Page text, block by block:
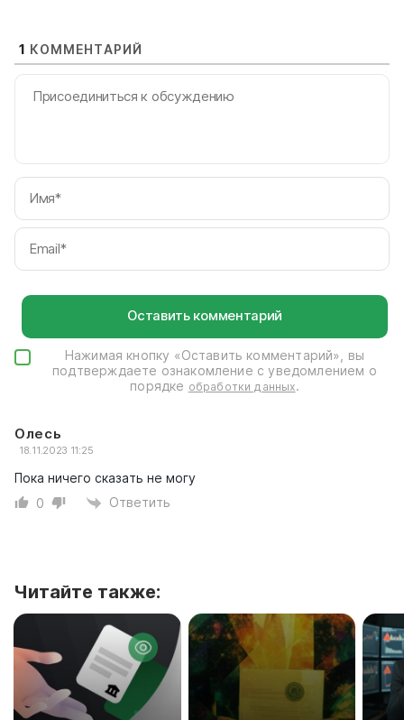
1 КОММЕНТАРИЙ
Нажимая кнопку «Оставить комментарий», вы
подтверждаете ознакомление с уведомлением о
порядке обработки данных.
Олесь
18.11.2023 11:25
Пока ничего сказать не могу
0
Ответить
Читайте также: